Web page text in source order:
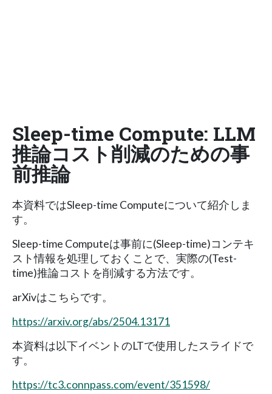
Sleep-time Compute: LLM
推論コスト削減のための事
前推論
本資料ではSleep-time Computeについて紹介しま
す。
Sleep-time Computeは事前に(Sleep-time)コンテキ
スト情報を処理しておくことで、実際の(Test-
time)推論コストを削減する方法です。
arXivはこちらです。
https://arxiv.org/abs/2504.13171
本資料は以下イベントのLTで使用したスライドで
す。
https://tc3.connpass.com/event/351598/